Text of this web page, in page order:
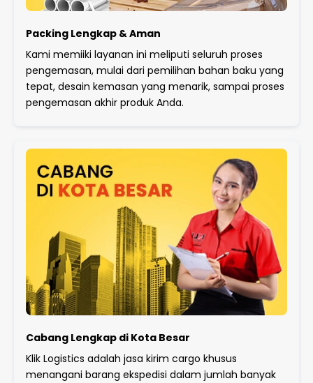
Packing Lengkap & Aman
Kami memiiki layanan ini meliputi seluruh proses
pengemasan, mulai dari pemilihan bahan baku yang
tepat, desain kemasan yang menarik, sampai proses
pengemasan akhir produk Anda.
Cabang Lengkap di Kota Besar
Klik Logistics adalah jasa kirim cargo khusus
menangani barang ekspedisi dalam jumlah banyak